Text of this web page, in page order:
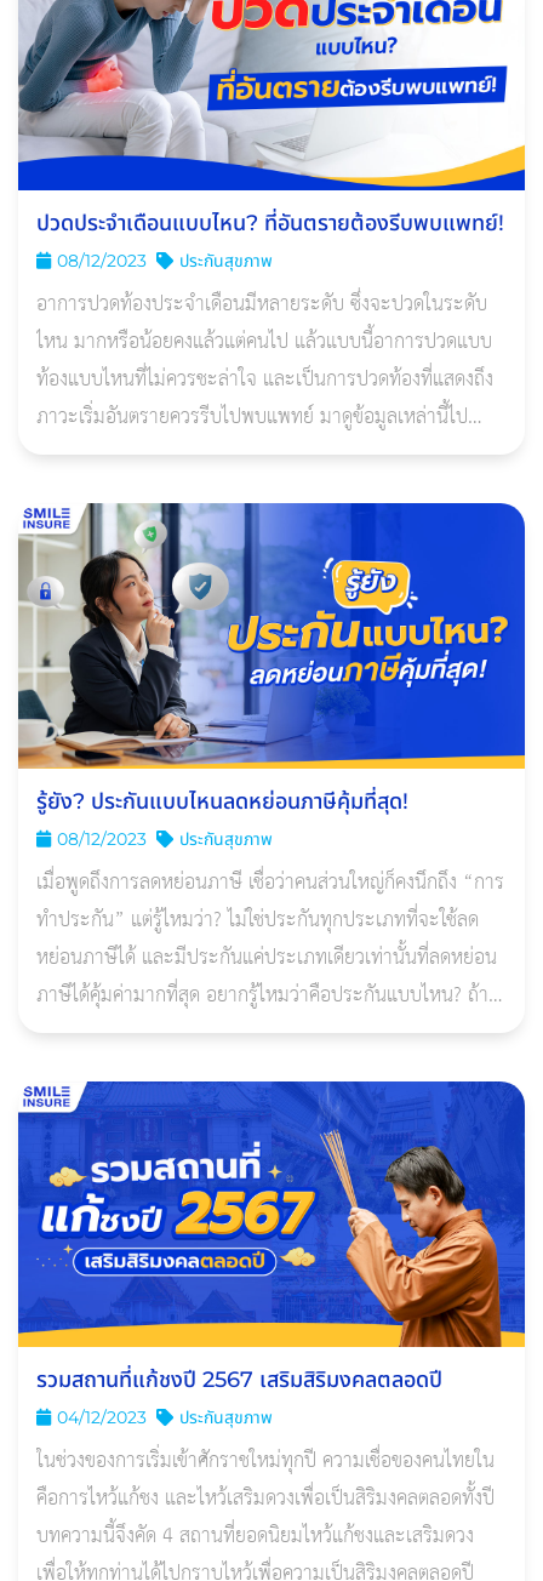
ปวดประจําเดือนแบบไหน? ที่อันตรายต้องรีบพบแพทย์!
08/12/2023 ประกันสุขภาพ
อาการปวดท้องประจําเดือนมีหลายระดับ ซึ่งจะปวดในระดับ
ไหน มากหรือน้อยคงแล้วแต่คนไป แล้วแบบนี้อาการปวดแบบ
ท้องแบบไหนที่ไม่ควรชะล่าใจ และเป็นการปวดท้องที่แสดงถึง
ภาวะเริ่มอันตรายควรรีบไปพบแพทย์ มาดูข้อมูลเหล่านี้ไป
พร้อมกัน
รู้ยัง? ประกันแบบไหนลดหย่อนภาษีคุ้มที่สุด!
08/12/2023 ประกันสุขภาพ
เมื่อพูดถึงการลดหย่อนภาษี เชื่อว่าคนส่วนใหญ่ก็คงนึกถึง “การ
ทำประกัน” แต่รู้ไหมว่า? ไม่ใช่ประกันทุกประเภทที่จะใช้ลด
หย่อนภาษีได้ และมีประกันแค่ประเภทเดียวเท่านั้นที่ลดหย่อน
ภาษีได้คุ้มค่ามากที่สุด อยากรู้ไหมว่าคือประกันแบบไหน? ถ้า
อยากรู้ ก็ตามมาอ่านกันเลย
รวมสถานที่แก้ชงปี 2567 เสริมสิริมงคลตลอดปี
04/12/2023 ประกันสุขภาพ
ในช่วงของการเริ่มเข้าศักราชใหม่ทุกปี ความเชื่อของคนไทยใน
คือการไหว้แก้ชง และไหว้เสริมดวงเพื่อเป็นสิริมงคลตลอดทั้งปี
บทความนี้จึงคัด 4 สถานที่ยอดนิยมไหว้แก้ชงและเสริมดวง
เพื่อให้ทุกท่านได้ไปกราบไหว้เพื่อความเป็นสิริมงคลตลอดปี